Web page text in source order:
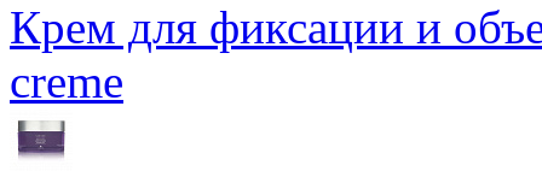
Крем для фиксации и
creme